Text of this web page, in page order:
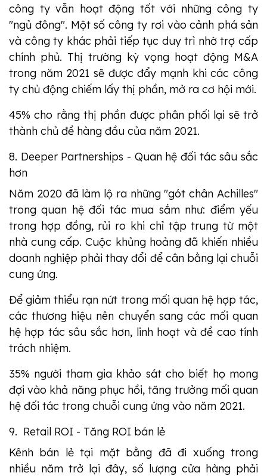
công ty vẫn hoạt động tốt với những công ty
"ngủ đông". Một số công ty rơi vào cảnh phá sản
và công ty khác phải tiếp tục duy trì nhờ trợ cấp
chính phủ. Thị trường kỳ vọng hoạt động M&A
trong năm 2021 sẽ được đẩy mạnh khi các công
ty chủ động chiếm lấy thị phần, mở ra cơ hội mới.
45% cho rằng thị phần được phân phối lại sẽ trở
thành chủ đề hàng đầu của năm 2021.
8. Deeper Partnerships - Quan hệ đối tác sâu sắc
hơn
Năm 2020 đã làm lộ ra những "gót chân Achilles"
trong quan hệ đối tác mua sắm như: điểm yếu
trong hợp đồng, rủi ro khi chỉ tập trung từ một
nhà cung cấp. Cuộc khủng hoảng đã khiến nhiều
doanh nghiệp phải thay đổi để cân bằng lại chuỗi
cung ứng.
Để giảm thiểu rạn nứt trong mối quan hệ hợp tác,
các thương hiệu nên chuyển sang các mối quan
hệ hợp tác sâu sắc hơn, linh hoạt và đề cao tính
trách nhiệm.
35% người tham gia khảo sát cho biết họ mong
đợi vào khả năng phục hồi, tăng trưởng mối quan
hệ đối tác trong chuỗi cung ứng vào năm 2021.
9. Retail ROI - Tăng ROI bán lẻ
Kênh bán lẻ tại mặt bằng đã đi xuống trong
nhiều năm trở lại đây, số lượng cửa hàng phải